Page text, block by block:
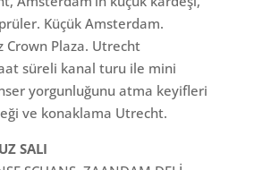
Küçük Amsterdam.
Crown Plaza. Utrecht
süreli kanal turu ile mini
yorgunluğunu atma keyifleri
ve konaklama Utrecht.
SALI